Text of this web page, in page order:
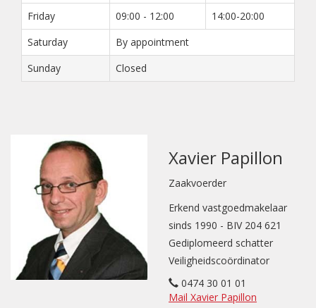
Friday
09:00 - 12:00
14:00-20:00
Saturday
By appointment
Sunday
Closed
Xavier Papillon
Zaakvoerder
Erkend vastgoedmakelaar
sinds 1990 - BIV 204 621
Gediplomeerd schatter
Veiligheidscoördinator
0474 30 01 01
Mail Xavier Papillon